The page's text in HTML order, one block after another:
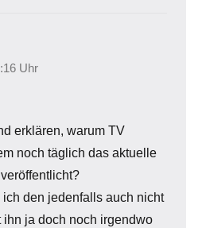
Uhr
erklären, warum TV
noch täglich das aktuelle
den jedenfalls auch nicht
ihn ja doch noch irgendwo